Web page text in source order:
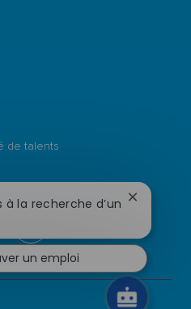
de talents
à la recherche d’un
Fermer
du
chatbot
un emploi